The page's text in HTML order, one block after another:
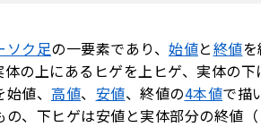
ソク足の一要素であり、 始値と終値
体の上にあるヒゲを上ヒゲ、実体の
値、 高値、 安値、終値の4本値で描
、下ヒゲは安値と実体部分の終値